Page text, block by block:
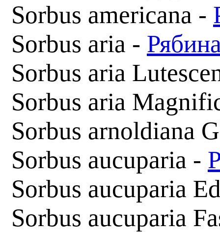
Sorbus americana­ -
Sorbus aria -
Sorbus aria
Sorbus aria
Sorbus arnoldiana
Sorbus aucuparia -
Sorbus aucuparia
Sorbus aucuparia